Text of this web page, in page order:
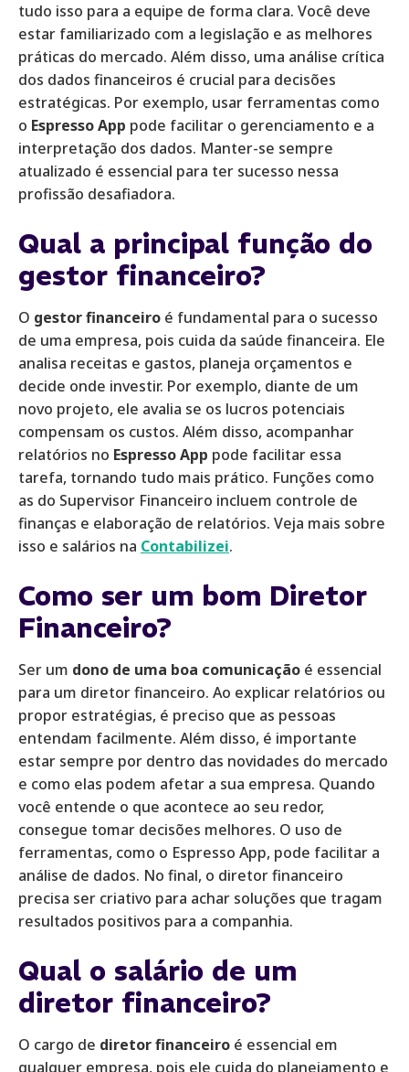
tudo isso para a equipe de forma clara. Você deve
estar familiarizado com a legislação e as melhores
práticas do mercado. Além disso, uma análise crítica
dos dados financeiros é crucial para decisões
estratégicas. Por exemplo, usar ferramentas como
o Espresso App pode facilitar o gerenciamento e a
interpretação dos dados. Manter-se sempre
atualizado é essencial para ter sucesso nessa
profissão desafiadora.
Qual a principal função do
gestor financeiro?
O gestor financeiro é fundamental para o sucesso
de uma empresa, pois cuida da saúde financeira. Ele
analisa receitas e gastos, planeja orçamentos e
decide onde investir. Por exemplo, diante de um
novo projeto, ele avalia se os lucros potenciais
compensam os custos. Além disso, acompanhar
relatórios no Espresso App pode facilitar essa
tarefa, tornando tudo mais prático. Funções como
as do Supervisor Financeiro incluem controle de
finanças e elaboração de relatórios. Veja mais sobre
isso e salários na Contabilizei.
Como ser um bom Diretor
Financeiro?
Ser um dono de uma boa comunicação é essencial
para um diretor financeiro. Ao explicar relatórios ou
propor estratégias, é preciso que as pessoas
entendam facilmente. Além disso, é importante
estar sempre por dentro das novidades do mercado
e como elas podem afetar a sua empresa. Quando
você entende o que acontece ao seu redor,
consegue tomar decisões melhores. O uso de
ferramentas, como o Espresso App, pode facilitar a
análise de dados. No final, o diretor financeiro
precisa ser criativo para achar soluções que tragam
resultados positivos para a companhia.
Qual o salário de um
diretor financeiro?
O cargo de diretor financeiro é essencial em
qualquer empresa, pois ele cuida do planejamento e